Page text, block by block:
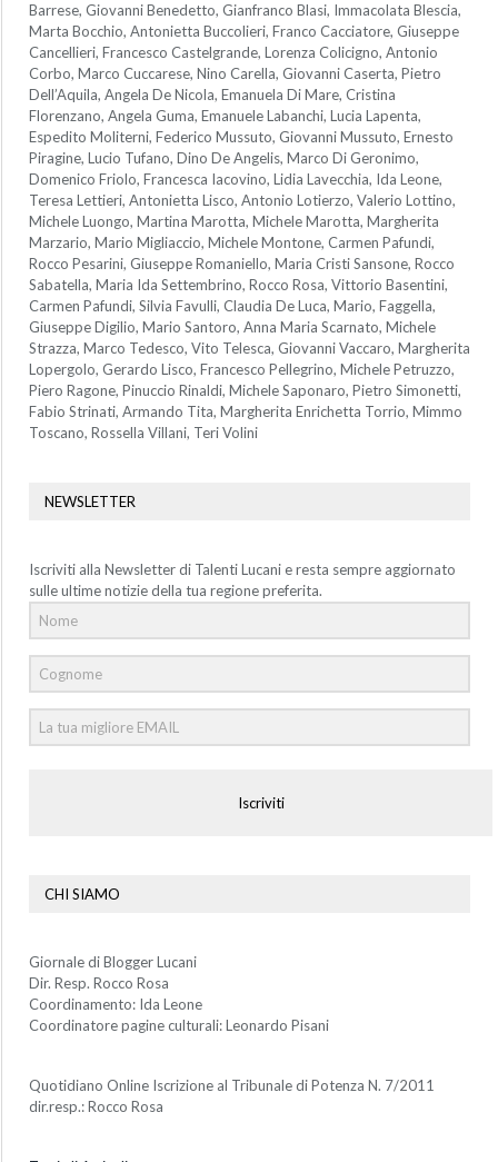
Barrese, Giovanni Benedetto, Gianfranco Blasi, Immacolata Blescia,
Marta Bocchio, Antonietta Buccolieri, Franco Cacciatore, Giuseppe
Cancellieri, Francesco Castelgrande, Lorenza Colicigno, Antonio
Corbo, Marco Cuccarese, Nino Carella, Giovanni Caserta, Pietro
Dell’Aquila, Angela De Nicola, Emanuela Di Mare, Cristina
Florenzano, Angela Guma, Emanuele Labanchi, Lucia Lapenta,
Espedito Moliterni, Federico Mussuto, Giovanni Mussuto, Ernesto
Piragine, Lucio Tufano, Dino De Angelis, Marco Di Geronimo,
Domenico Friolo, Francesca Iacovino, Lidia Lavecchia, Ida Leone,
Teresa Lettieri, Antonietta Lisco, Antonio Lotierzo, Valerio Lottino,
Michele Luongo, Martina Marotta, Michele Marotta, Margherita
Marzario, Mario Migliaccio, Michele Montone, Carmen Pafundi,
Rocco Pesarini, Giuseppe Romaniello, Maria Cristi Sansone, Rocco
Sabatella, Maria Ida Settembrino, Rocco Rosa, Vittorio Basentini,
Carmen Pafundi, Silvia Favulli, Claudia De Luca, Mario, Faggella,
Giuseppe Digilio, Mario Santoro, Anna Maria Scarnato, Michele
Strazza, Marco Tedesco, Vito Telesca, Giovanni Vaccaro, Margherita
Lopergolo, Gerardo Lisco, Francesco Pellegrino, Michele Petruzzo,
Piero Ragone, Pinuccio Rinaldi, Michele Saponaro, Pietro Simonetti,
Fabio Strinati, Armando Tita, Margherita Enrichetta Torrio, Mimmo
Toscano, Rossella Villani, Teri Volini
NEWSLETTER
Iscriviti alla Newsletter di Talenti Lucani e resta sempre aggiornato
sulle ultime notizie della tua regione preferita.
Iscriviti
CHI SIAMO
Giornale di Blogger Lucani
Dir. Resp. Rocco Rosa
Coordinamento: Ida Leone
Coordinatore pagine culturali: Leonardo Pisani
Quotidiano Online Iscrizione al Tribunale di Potenza N. 7/2011
dir.resp.: Rocco Rosa